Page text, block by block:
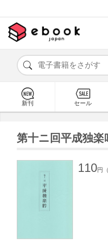
新刊 セール
第十ニ回平成独楽
110円